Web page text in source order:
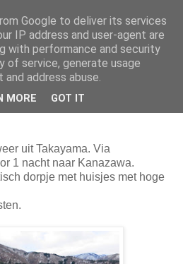
-Shirakawago-
uit Takayama. Via
1 nacht naar Kanazawa.
dorpje met huisjes met hoge
Google to deliver its services
IP address and user-agent are
with performance and security
of service, generate usage
address abuse.
MORE GOT IT